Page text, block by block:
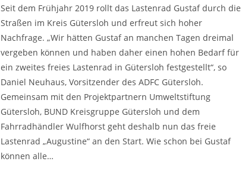
Seit dem Frühjahr 2019 rollt das Lastenrad Gustaf durch die
Straßen im Kreis Gütersloh und erfreut sich hoher
Nachfrage. „Wir hätten Gustaf an manchen Tagen dreimal
vergeben können und haben daher einen hohen Bedarf für
ein zweites freies Lastenrad in Gütersloh festgestellt“, so
Daniel Neuhaus, Vorsitzender des ADFC Gütersloh.
Gemeinsam mit den Projektpartnern Umweltstiftung
Gütersloh, BUND Kreisgruppe Gütersloh und dem
Fahrradhändler Wulfhorst geht deshalb nun das freie
Lastenrad „Augustine“ an den Start. Wie schon bei Gustaf
können alle…